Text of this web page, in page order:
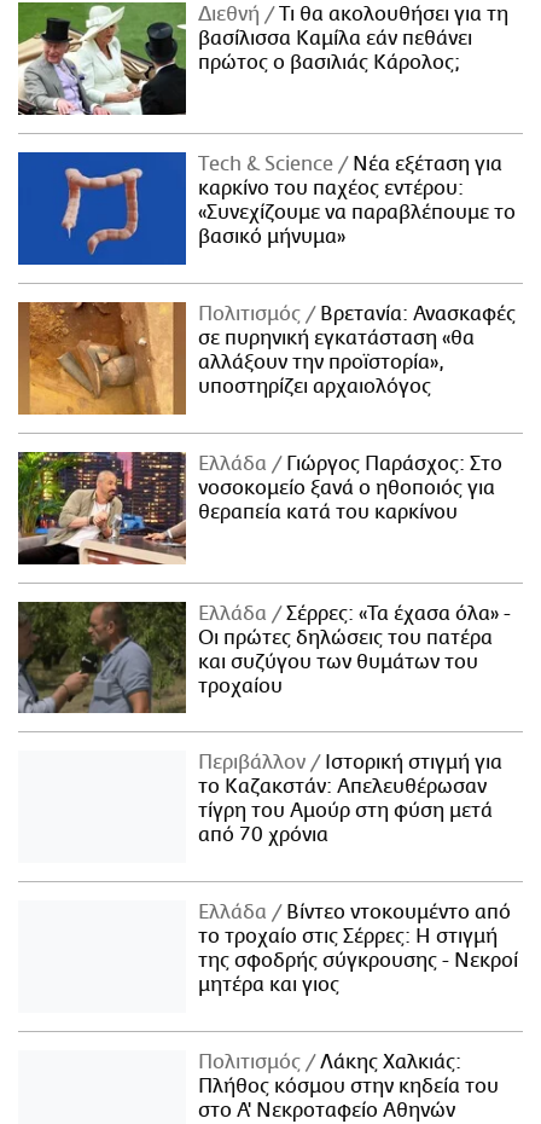
Διεθνή
Τι θα ακολουθήσει για τη
βασίλισσα Καμίλα εάν πεθάνει
πρώτος ο βασιλιάς Κάρολος;
Τech & Science
Νέα εξέταση για
καρκίνο του παχέος εντέρου:
«Συνεχίζουμε να παραβλέπουμε το
βασικό μήνυμα»
Πολιτισμός
Βρετανία: Ανασκαφές
σε πυρηνική εγκατάσταση «θα
αλλάξουν την προϊστορία»,
υποστηρίζει αρχαιολόγος
Ελλάδα
Γιώργος Παράσχος: Στο
νοσοκομείο ξανά ο ηθοποιός για
θεραπεία κατά του καρκίνου
Ελλάδα
Σέρρες: «Τα έχασα όλα» -
Οι πρώτες δηλώσεις του πατέρα
και συζύγου των θυμάτων του
τροχαίου
Περιβάλλον
Ιστορική στιγμή για
το Καζακστάν: Απελευθέρωσαν
τίγρη του Αμούρ στη φύση μετά
από 70 χρόνια
Ελλάδα
Βίντεο ντοκουμέντο από
το τροχαίο στις Σέρρες: Η στιγμή
της σφοδρής σύγκρουσης - Νεκροί
μητέρα και γιος
Πολιτισμός
Λάκης Χαλκιάς:
Πλήθος κόσμου στην κηδεία του
στο Α' Νεκροταφείο Αθηνών